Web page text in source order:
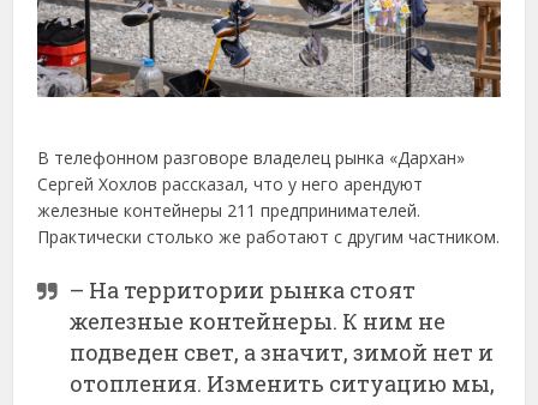
В телефонном разговоре владелец рынка «Дархан»
Сергей Хохлов рассказал, что у него арендуют
железные контейнеры 211 предпринимателей.
Практически столько же работают с другим частником.
– На территории рынка стоят
железные контейнеры. К ним не
подведен свет, а значит, зимой нет и
отопления. Изменить ситуацию мы,